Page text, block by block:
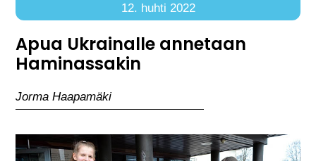
12. huhti 2022
Apua Ukrainalle annetaan
Haminassakin
Jorma Haapamäki